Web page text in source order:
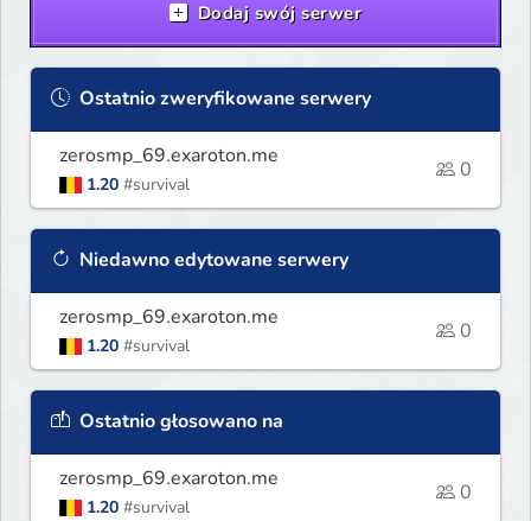
Dodaj swój serwer
Ostatnio zweryfikowane serwery
zerosmp_69.exaroton.me
1.20 #survival
0
Niedawno edytowane serwery
zerosmp_69.exaroton.me
1.20 #survival
0
Ostatnio głosowano na
zerosmp_69.exaroton.me
1.20 #survival
0